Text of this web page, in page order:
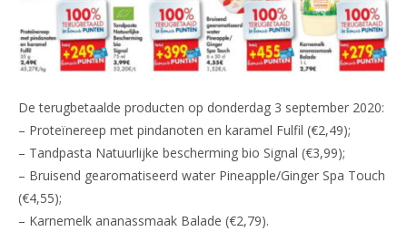
De terugbetaalde producten op donderdag 3 september 2020:
– Proteïnereep met pindanoten en karamel Fulfil (€2,49);
– Tandpasta Natuurlijke bescherming bio Signal (€3,99);
– Bruisend gearomatiseerd water Pineapple/Ginger Spa Touch
(€4,55);
– Karnemelk ananassmaak Balade (€2,79).